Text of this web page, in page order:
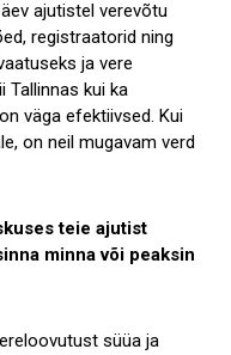
ajutistel verevõtu
registraatorid ning
ja vere
Tallinnas kui ka
väga efektiivsed. Kui
on neil mugavam verd
teie ajutist
minna või peaksin
süüa ja